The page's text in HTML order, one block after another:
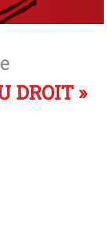
DROIT »